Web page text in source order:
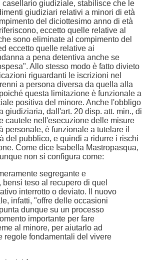
giudiziale, stabilisce che le
giudiziari relativi a minori di età
del diciottesimo anno di età
eccetto quelle relative al
sono eliminate al compimento del
eccetto quelle relative ai
a pena detentiva anche se
Allo stesso modo è fatto divieto
riguardanti le iscrizioni nel
a persona diversa da quella alla
questa limitazione è funzionale a
positiva del minore. Anche l'obbligo
giudiziaria, dall'art. 20 disp. att. min., di
cautele nell'esecuzione delle misure
personale, è funzionale a tutelare il
del pubblico, e quindi a ridurre i rischi
Come dice Isabella Mastropasqua,
non si configura come:
segregante e
bensì teso al recupero di quel
interrotto o deviato. Il nuovo
infatti, "offre delle occasioni
dunque su un processo
importante per fare
al minore, per aiutarlo ad
regole fondamentali del vivere